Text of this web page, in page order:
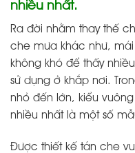
nhiều nhất.
Ra đời nhằm thay thế
che mưa khác như,
không khó để thấy
sử dụng ở khắp nơi.
nhỏ đến lớn, kiểu
nhiều nhất là một số
Được thiết kế tán che